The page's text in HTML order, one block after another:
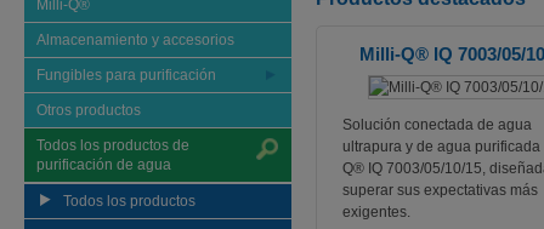
Milli-Q®
Almacenamiento y accesorios
Fungibles para purificación
Otros productos
Todos los productos de
purificación de agua
Todos los productos
Milli-Q® IQ 7003/05/
Solución conectada de agua
ultrapura y de agua purificada
Q® IQ 7003/05/10/15,
superar sus expectativas más
exigentes.